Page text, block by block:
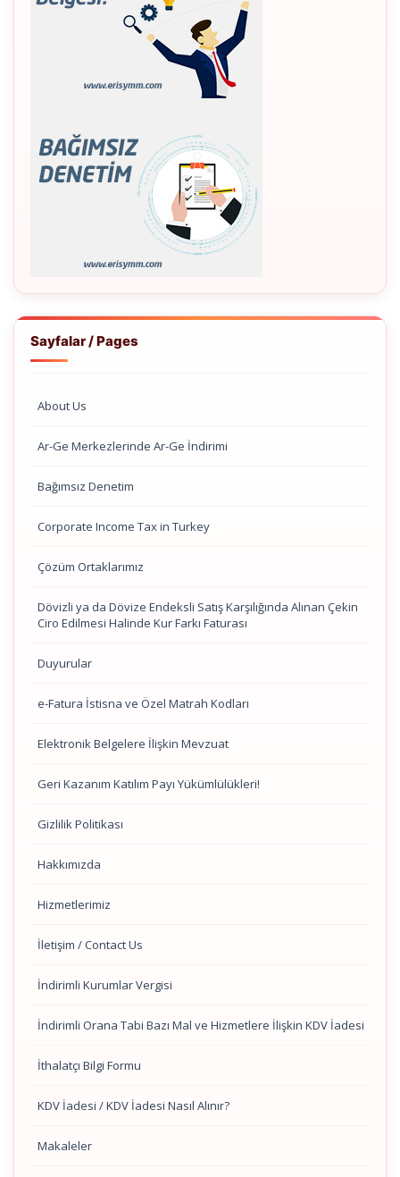
Sayfalar / Pages
About Us
Ar-Ge Merkezlerinde Ar-Ge İndirimi
Bağımsız Denetim
Corporate Income Tax in Turkey
Çözüm Ortaklarımız
Dövizli ya da Dövize Endeksli Satış Karşılığında Alınan Çekin
Ciro Edilmesi Halinde Kur Farkı Faturası
Duyurular
e-Fatura İstisna ve Özel Matrah Kodları
Elektronik Belgelere İlişkin Mevzuat
Geri Kazanım Katılım Payı Yükümlülükleri!
Gizlilik Politikası
Hakkımızda
Hizmetlerimiz
İletişim / Contact Us
İndirimli Kurumlar Vergisi
İndirimli Orana Tabi Bazı Mal ve Hizmetlere İlişkin KDV İadesi
İthalatçı Bilgi Formu
KDV İadesi / KDV İadesi Nasıl Alınır?
Makaleler